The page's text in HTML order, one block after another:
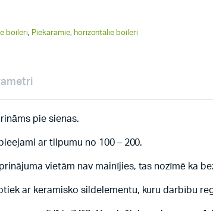
boileri, Piekaramie, horizontālie boileri
pie sienas.
ar tilpumu no 100 – 200.
vietām nav mainījies, tas nozīmē ka
ar keramisko sildelementu, kuru darbību